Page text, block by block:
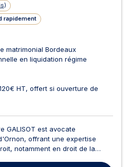
)
rapidement
matrimonial Bordeaux
en liquidation régime
HT, offert si ouverture de
GALISOT est avocate
offrant une expertise
notamment en droit de la